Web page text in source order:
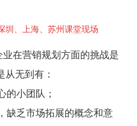
圳、上海、苏州课堂现场
在营销规划方面的挑战是
无到有：
的小团队；
缺乏市场拓展的概念和意